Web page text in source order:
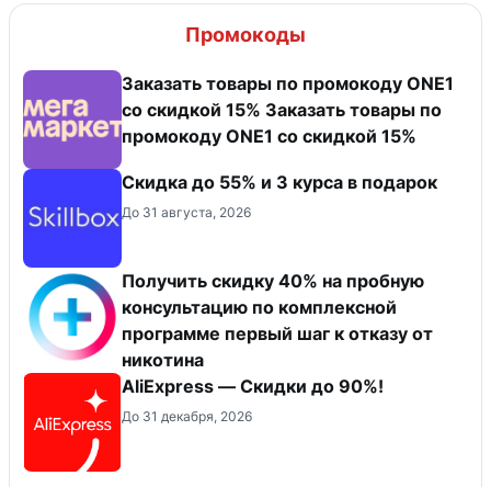
Промокоды
Заказать товары по промокоду ONE1
со скидкой 15% Заказать товары по
промокоду ONE1 со скидкой 15%
Скидка до 55% и 3 курса в подарок
До 31 августа, 2026
Получить скидку 40% на пробную
консультацию по комплексной
программе первый шаг к отказу от
никотина
AliExpress — Скидки до 90%!
До 31 декабря, 2026